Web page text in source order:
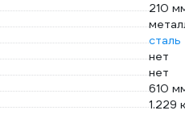
210
сталь
нет
нет
610
1.229